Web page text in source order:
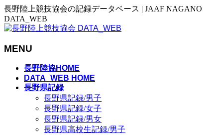
長野陸上競技協会の記録データベース | JAAF NAGANO
DATA_WEB
MENU
長野陸協HOME
DATA_WEB HOME
長野県記録
長野県記録/男子
長野県記録/女子
長野県記録/男女
長野県高校生記録/男子